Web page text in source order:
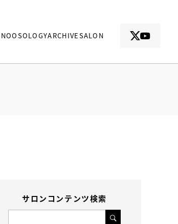
NOOSOLOGYARCHIVESALON
サロンコンテンツ検索